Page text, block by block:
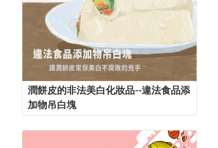
潤餅皮的非法美白化妝品--違法食品添
加物吊白塊